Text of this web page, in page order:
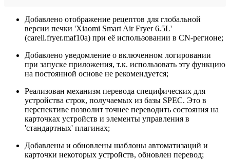
Добавлено отображение рецептов для глобальной
версии печки 'Xiaomi Smart Air Fryer 6.5L'
(careli.fryer.maf10a) при её использовании в CN-регионе;
Добавлено уведомление о включенном логировании
при запуске приложения, т.к. использовать эту функцию
на постоянной основе не рекомендуется;
Реализован механизм перевода специфических для
устройства строк, получаемых из базы SPEC. Это в
перспективе позволит точнее переводить состояния на
карточках устройств и элементы управления в
'стандартных' плагинах;
Добавлены и обновлены шаблоны автоматизаций и
карточки некоторых устройств, обновлен перевод;